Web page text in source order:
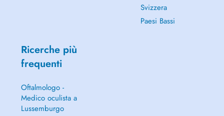
Svizzera
Paesi Bassi
Ricerche più
frequenti
Oftalmologo -
Medico oculista a
Lussemburgo